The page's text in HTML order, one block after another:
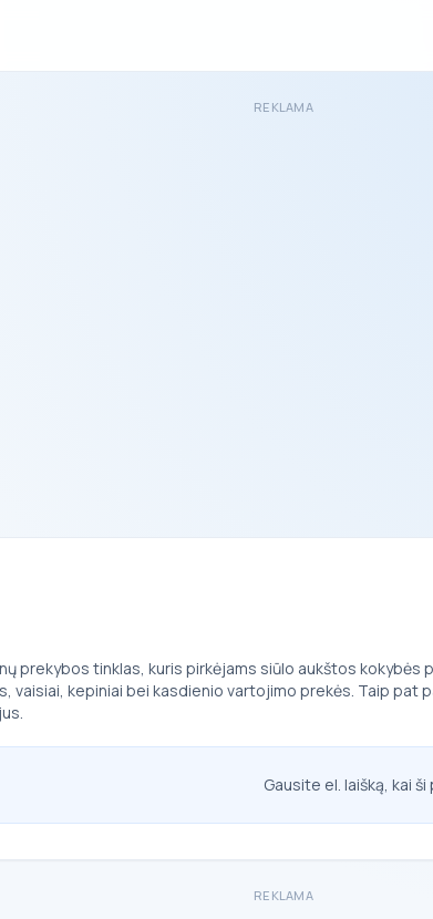
REKLAMA
prekybos tinklas, kuris pirkėjams siūlo aukštos
vaisiai, kepiniai bei kasdienio vartojimo prekės. Taip
Gausite el. laišką, kai
REKLAMA